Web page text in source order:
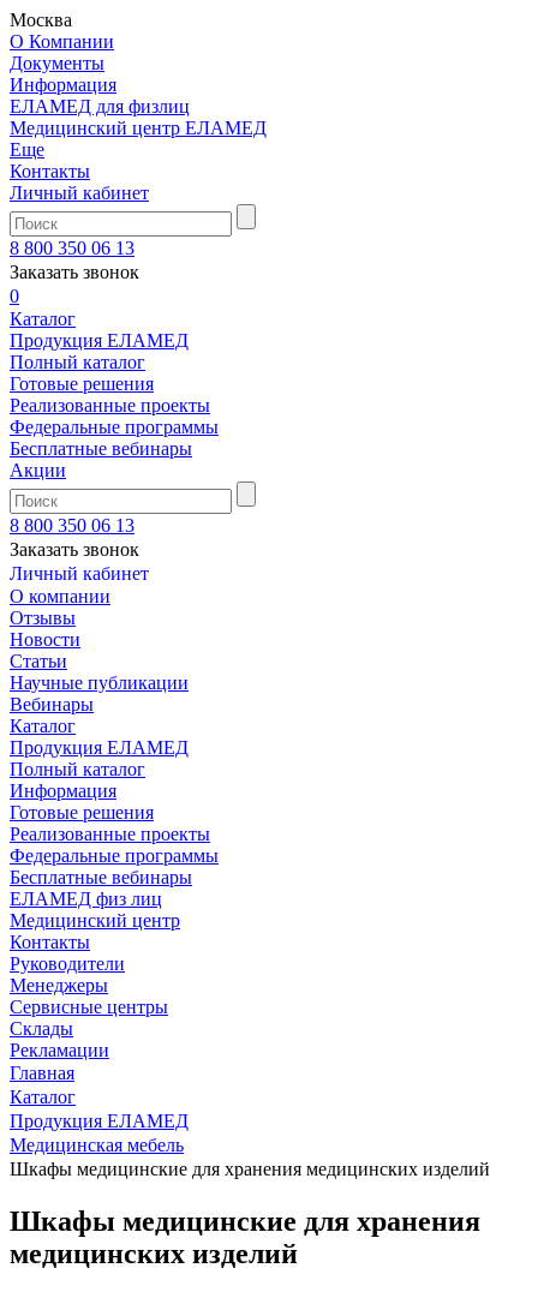
Москва
О Компании
Документы
Информация
ЕЛАМЕД для физлиц
Медицинский центр ЕЛАМЕД
Еще
Контакты
Личный кабинет
8 800 350 06 13
Заказать звонок
0
Каталог
Продукция ЕЛАМЕД
Полный каталог
Готовые решения
Реализованные проекты
Федеральные программы
Бесплатные вебинары
Акции
8 800 350 06 13
Заказать звонок
Личный кабинет
О компании
Отзывы
Новости
Статьи
Научные публикации
Вебинары
Каталог
Продукция ЕЛАМЕД
Полный каталог
Информация
Готовые решения
Реализованные проекты
Федеральные программы
Бесплатные вебинары
ЕЛАМЕД физ лиц
Медицинский центр
Контакты
Руководители
Менеджеры
Сервисные центры
Склады
Рекламации
Главная
Каталог
Продукция ЕЛАМЕД
Медицинская мебель
Шкафы медицинские для хранения медицинских изделий
Шкафы медицинские для хранения
медицинских изделий